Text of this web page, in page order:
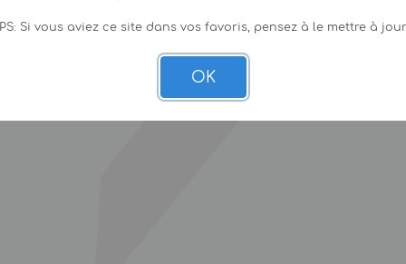
Si vous aviez ce site dans vos favoris, pensez à le mettre à
OK